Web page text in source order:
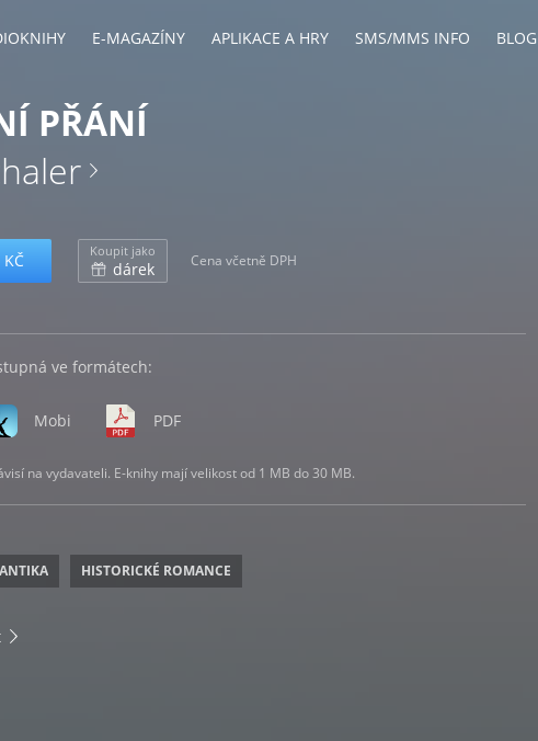
E-MAGAZÍNY APLIKACE A HRY SMS/MMS INFO BLOG
PŘÁNÍ
Koupit jako
dárek Cena včetně DPH
ve formátech:
Mobi PDF
na vydavateli. E-knihy mají velikost od 1 MB do 30 MB.
HISTORICKÉ ROMANCE